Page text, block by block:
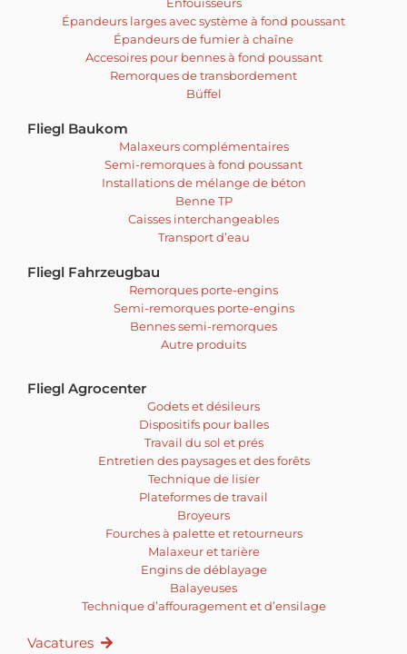
Enfouisseurs
Épandeurs larges avec système à fond poussant
Épandeurs de fumier à chaîne
Accesoires pour bennes à fond poussant
Remorques de transbordement
Büffel
Fliegl Baukom
Malaxeurs complémentaires
Semi-remorques à fond poussant
Installations de mélange de béton
Benne TP
Caisses interchangeables
Transport d’eau
Fliegl Fahrzeugbau
Remorques porte-engins
Semi-remorques porte-engins
Bennes semi-remorques
Autre produits
Fliegl Agrocenter
Godets et désileurs
Dispositifs pour balles
Travail du sol et prés
Entretien des paysages et des forêts
Technique de lisier
Plateformes de travail
Broyeurs
Fourches à palette et retourneurs
Malaxeur et tarière
Engins de déblayage
Balayeuses
Technique d’affouragement et d’ensilage
Vacatures